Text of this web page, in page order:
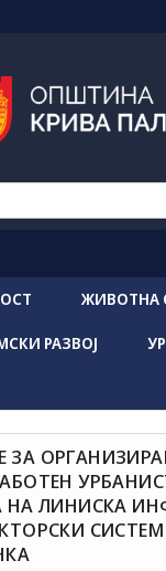
ЖИВОТНА
РАЗВОЈ
НА ЛИНИСКА
Соопштенија
Grozdancho Hristovski
организирање на
проект
Главен